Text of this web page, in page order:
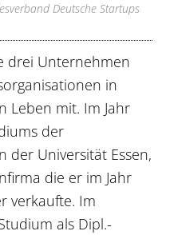
Deutsche Startups
drei Unternehmen
in
Leben mit. Im Jahr
der
der Universität Essen,
die er im Jahr
verkaufte. Im
als Dipl.-